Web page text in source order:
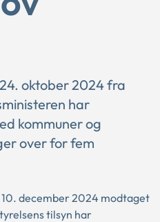
oktober 2024 fra
har
kommuner og
over for fem
december 2024 modtaget
tilsyn har